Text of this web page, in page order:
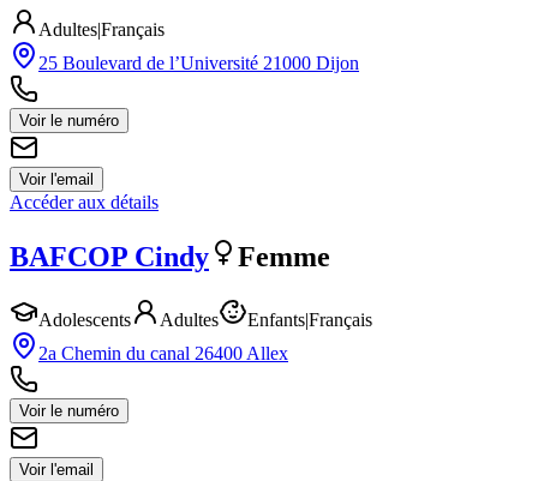
Adultes|Français
25 Boulevard de l’Université 21000 Dijon
Voir le numéro
Voir l'email
Accéder aux détails
BAFCOP Cindy Femme
Adolescents Adultes Enfants|Français
2a Chemin du canal 26400 Allex
Voir le numéro
Voir l'email